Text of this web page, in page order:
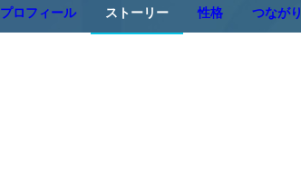
プロフィール ストーリー 性格 つながり